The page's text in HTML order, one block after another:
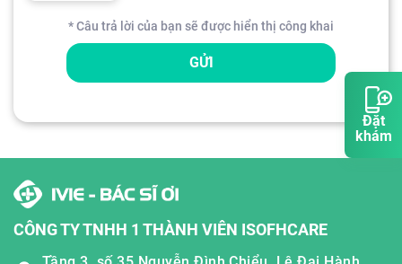
Đặt
khám
* Câu trả lời của bạn sẽ được hiển thị công khai
GỬI
CÔNG TY TNHH 1 THÀNH VIÊN ISOFHCARE